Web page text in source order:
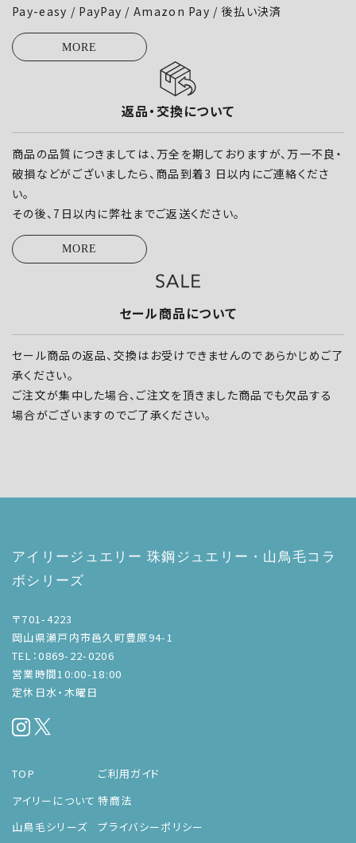
Pay-easy / PayPay / Amazon Pay / 後払い決済
MORE
返品・交換について
商品の品質につきましては、万全を期しておりますが、万一不良・
破損などがございましたら、商品到着3 日以内にご連絡くださ
い。
その後、7日以内に弊社までご返送ください。
MORE
セール商品について
セール商品の返品、交換はお受けできませんのであらかじめご了
承ください。
ご注文が集中した場合、ご注文を頂きました商品でも欠品する
場合がございますのでご了承ください。
アイリージュエリー 珠鋼ジュエリー・山鳥毛コラ
ボシリーズ
〒701-4223
岡山県瀬戸内市邑久町豊原94-1
TEL：0869-22-0206
営業時間10:00-18:00
定休日水・木曜日
TOP
アイリーについて
山鳥毛シリーズ
ご利用ガイド
特商法
プライバシーポリシー